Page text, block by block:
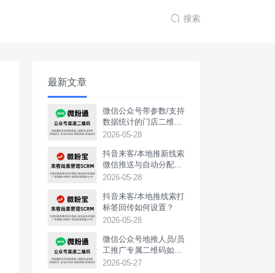
搜索
最新文章
微信公众号带参数/支持
数据统计的门店二维码
如何生成？
2026-05-28
抖音来客/本地推新线索
微信推送与自动分配如
何实现？
2026-05-28
抖音来客/本地推线索打
标签回传如何设置？
2026-05-28
‌微信公众号地推人员/员
工推广专属二维码如何
生成？
2026-05-27